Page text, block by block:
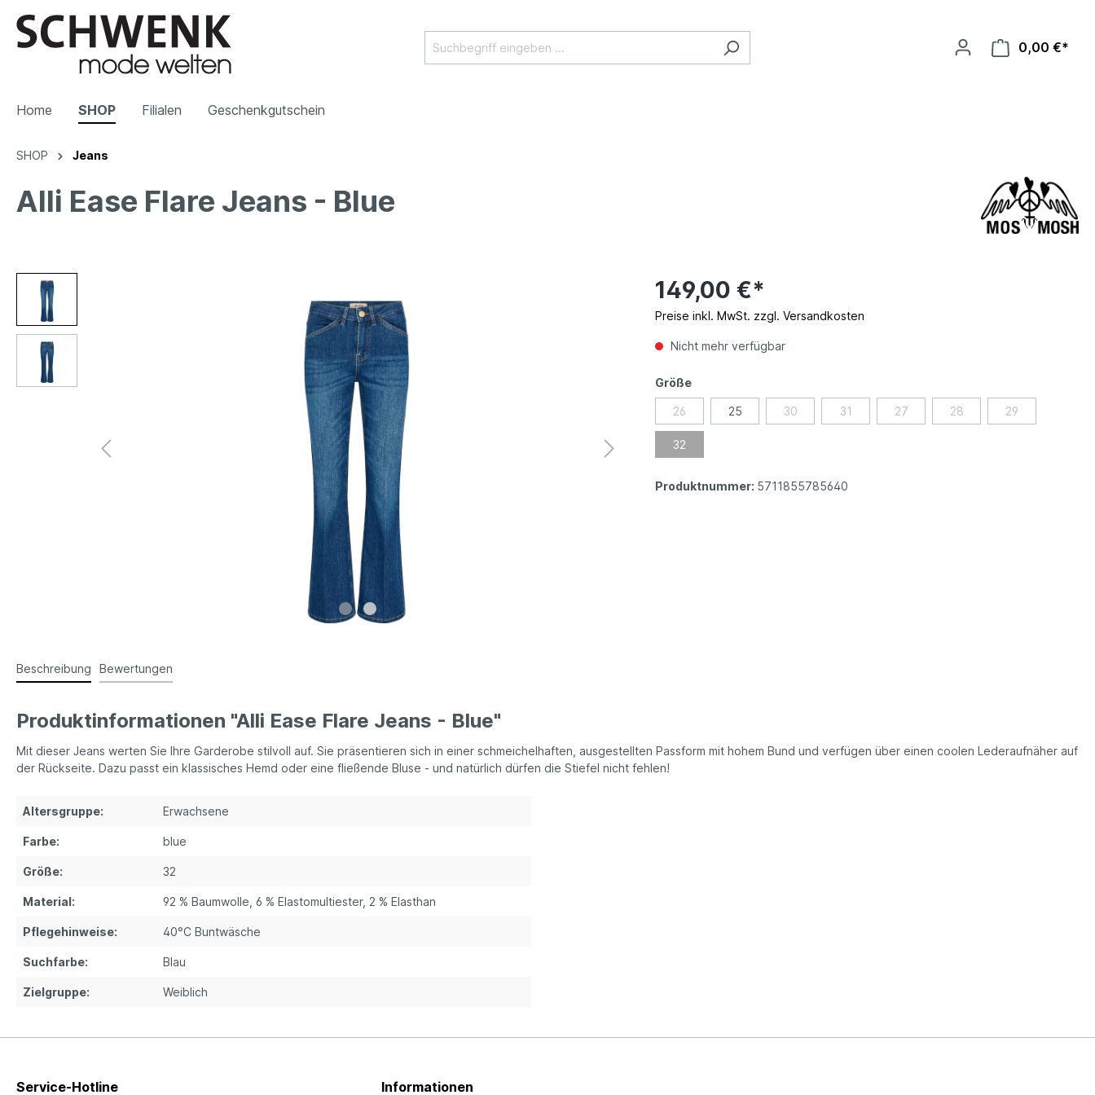
0,00 €*
Home SHOP Filialen Geschenkgutschein
SHOP Jeans
Alli Ease Flare Jeans - Blue
149,00 €*
Preise inkl. MwSt. zzgl. Versandkosten
Nicht mehr verfügbar
Größe
26 25 30 31 27 28 29
32
Produktnummer: 5711855785640
Beschreibung Bewertungen
Produktinformationen "Alli Ease Flare Jeans - Blue"
Mit dieser Jeans werten Sie Ihre Garderobe stilvoll auf. Sie präsentieren sich in einer schmeichelhaften, ausgestellten Passform mit hohem Bund und verfügen über einen coolen Lederaufnäher auf
der Rückseite. Dazu passt ein klassisches Hemd oder eine fließende Bluse - und natürlich dürfen die Stiefel nicht fehlen!
Altersgruppe: Erwachsene
Farbe: blue
Größe: 32
Material: 92 % Baumwolle, 6 % Elastomultiester, 2 % Elasthan
Pflegehinweise: 40°C Buntwäsche
Suchfarbe: Blau
Zielgruppe: Weiblich
Service-Hotline Informationen